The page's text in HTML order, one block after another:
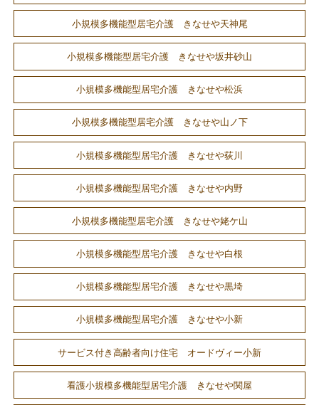
小規模多機能型居宅介護 きなせや天神尾
小規模多機能型居宅介護 きなせや坂井砂山
小規模多機能型居宅介護 きなせや松浜
小規模多機能型居宅介護 きなせや山ノ下
小規模多機能型居宅介護 きなせや荻川
小規模多機能型居宅介護 きなせや内野
小規模多機能型居宅介護 きなせや姥ケ山
小規模多機能型居宅介護 きなせや白根
小規模多機能型居宅介護 きなせや黒埼
小規模多機能型居宅介護 きなせや小新
サービス付き高齢者向け住宅 オードヴィー小新
看護小規模多機能型居宅介護 きなせや関屋